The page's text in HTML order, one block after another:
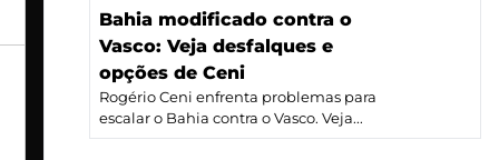
Bahia modificado contra o
Vasco: Veja desfalques e
opções de Ceni
Rogério Ceni enfrenta problemas para
escalar o Bahia contra o Vasco. Veja...